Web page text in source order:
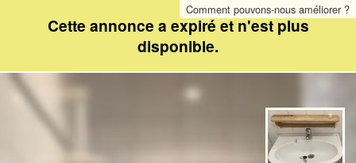
Comment pouvons-nous améliorer ?
Cette annonce a expiré et n'est plus
disponible.